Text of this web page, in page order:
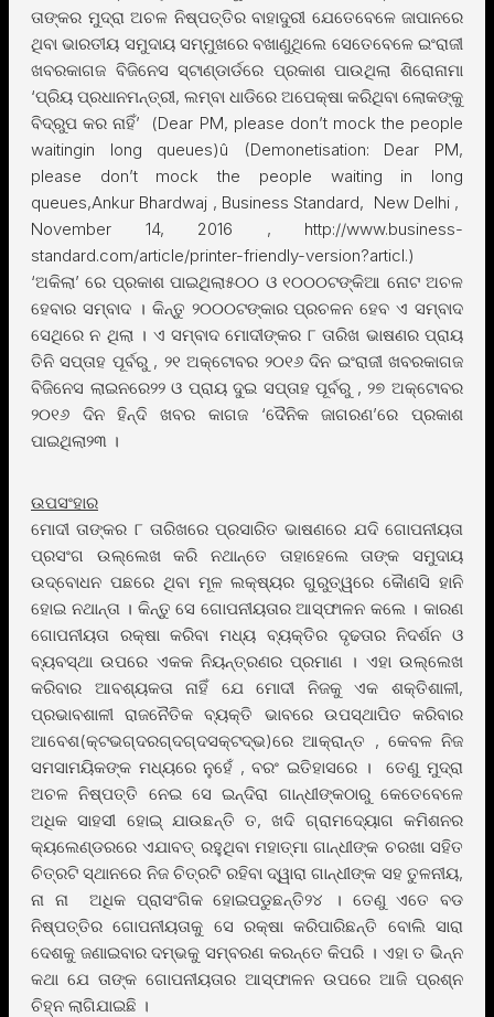
ତାଙ୍କର ମୁଦ୍ରା ଅଚଳ ନିଷ୍ପତ୍ତିର ବାହାଦୁରୀ ଯେତେବେଳେ ଜାପାନରେ
ଥିବା ଭାରତୀୟ ସମୁଦାୟ ସମ୍ମୁଖରେ ବଖାଣୁଥିଲେ ସେତେବେଳେ ଇଂରାଜୀ
ଖବରକାଗଜ ବିଜିନେସ ସ୍ଟାଣ୍ଡାର୍ଡରେ ପ୍ରକାଶ ପାଉଥିଲା ଶିରୋନାମା
‘ପ୍ରିୟ ପ୍ରଧାନମନ୍ତ୍ରୀ, ଲମ୍ବା ଧାଡିରେ ଅପେକ୍ଷା କରିଥିବା ଲୋକଙ୍କୁ
ବିଦ୍ରୁପ କର ନାହିଁ’ (Dear PM, please don’t mock the people
waitingin long queues)û (Demonetisation: Dear PM,
please don’t mock the people waiting in long
queues,Ankur Bhardwaj , Business Standard, New Delhi ,
November 14, 2016 , http://www.business-
standard.com/article/printer-friendly-version?articl.)
‘ଅକିଲା’ ରେ ପ୍ରକାଶ ପାଇଥିଲା୫୦୦ ଓ ୧୦୦୦ଟଙ୍କିଆ ନୋଟ ଅଚଳ
ହେବାର ସମ୍ବାଦ । କିନ୍ତୁ ୨୦୦୦ଟଙ୍କାର ପ୍ରଚଳନ ହେବ ଏ ସମ୍ବାଦ
ସେଥିରେ ନ ଥିଲା । ଏ ସମ୍ବାଦ ମୋଦୀଙ୍କର ୮ ତାରିଖ ଭାଷଣର ପ୍ରାୟ
ତିନି ସପ୍ତାହ ପୂର୍ବରୁ , ୨୧ ଅକ୍ଟୋବର ୨୦୧୬ ଦିନ ଇଂରାଜୀ ଖବରକାଗଜ
ବିଜିନେସ ଲାଇନରେ୨୨ ଓ ପ୍ରାୟ ଦୁଇ ସପ୍ତାହ ପୂର୍ବରୁ , ୨୭ ଅକ୍ଟୋବର
୨୦୧୬ ଦିନ ହିନ୍ଦି ଖବର କାଗଜ ‘ଦୈନିକ ଜାଗରଣ’ରେ ପ୍ରକାଶ
ପାଇଥିଲା୨୩ ।
ଉପସଂହାର
ମୋଦୀ ତାଙ୍କର ୮ ତାରିଖରେ ପ୍ରସାରିତ ଭାଷଣରେ ଯଦି ଗୋପନୀୟତା
ପ୍ରସଂଗ ଉଲ୍ଲେଖ କରି ନଥାନ୍ତେ ତାହାହେଲେ ତାଙ୍କ ସମୁଦାୟ
ଉଦ୍ବୋଧନ ପଛରେ ଥିବା ମୂଳ ଲକ୍ଷ୍ୟର ଗୁରୁତ୍ୱରେ କୈାଣସି ହାନି
ହୋଇ ନଥାନ୍ତା । କିନ୍ତୁ ସେ ଗୋପନୀୟତାର ଆସ୍ଫାଳନ କଲେ । କାରଣ
ଗୋପନୀୟତା ରକ୍ଷା କରିବା ମଧ୍ୟ ବ୍ୟକ୍ତିର ଦୃଢତାର ନିଦର୍ଶନ ଓ
ବ୍ୟବସ୍ଥା ଉପରେ ଏକକ ନିୟନ୍ତ୍ରଣର ପ୍ରମାଣ । ଏହା ଉଲ୍ଲେଖ
କରିବାର ଆବଶ୍ୟକତା ନାହିଁ ଯେ ମୋଦୀ ନିଜକୁ ଏକ ଶକ୍ତିଶାଳୀ,
ପ୍ରଭାବଶାଳୀ ରାଜନୈତିକ ବ୍ୟକ୍ତି ଭାବରେ ଉପସ୍ଥାପିତ କରିବାର
ଆବେଶ(କ୍ଟଭଗ୍ଦରଗ୍ଦଗ୍ଦସକ୍ଟଦ୍ଭ)ରେ ଆକ୍ରାନ୍ତ , କେବଳ ନିଜ
ସମସାମୟିକଙ୍କ ମଧ୍ୟରେ ନୁହେଁ , ବରଂ ଇତିହାସରେ । ତେଣୁ ମୁଦ୍ରା
ଅଚଳ ନିଷ୍ପତ୍ତି ନେଇ ସେ ଇନ୍ଦିରା ଗାନ୍ଧୀଙ୍କଠାରୁ କେତେବେଳେ
ଅଧିକ ସାହସୀ ହୋଇ୍ ଯାଉଛନ୍ତି ତ, ଖଦି ଗ୍ରାମଦ୍ୟୋଗ କମିଶନର
କ୍ୟଲେଣ୍ଡରରେ ଏଯାବତ୍ ରହୁଥିବା ମହାତ୍ମା ଗାନ୍ଧୀଙ୍କ ଚରଖା ସହିତ
ଚିତ୍ରଟି ସ୍ଥାନରେ ନିଜ ଚିତ୍ରଟି ରହିବା ଦ୍ୱାରା ଗାନ୍ଧୀଙ୍କ ସହ ତୁଳନୀୟ,
ନା ନା ଅଧିକ ପ୍ରାସଂଗିକ ହୋଇପଡୁଛନ୍ତି୨୪ । ତେଣୁ ଏତେ ବଡ
ନିଷ୍ପତ୍ତିର ଗୋପନୀୟତାକୁ ସେ ରକ୍ଷା କରିପାରିଛନ୍ତି ବୋଲି ସାରା
ଦେଶକୁ ଜଣାଇବାର ଦମ୍ଭକୁ ସମ୍ବରଣ କରନ୍ତେ କିପରି । ଏହା ତ ଭିନ୍ନ
କଥା ଯେ ତାଙ୍କ ଗୋପନୀୟତାର ଆସ୍ଫାଳନ ଉପରେ ଆଜି ପ୍ରଶ୍ନ
ଚିହ୍ନ ଲାଗିଯାଇଛି ।